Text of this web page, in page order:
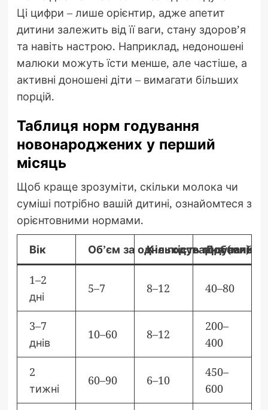
Ці цифри – лише орієнтир, адже апетит
дитини залежить від її ваги, стану здоров’я
та навіть настрою. Наприклад, недоношені
малюки можуть їсти менше, але частіше, а
активні доношені діти – вимагати більших
порцій.
Таблиця норм годування
новонароджених у перший
місяць
Щоб краще зрозуміти, скільки молока чи
суміші потрібно вашій дитині, ознайомтеся з
орієнтовними нормами.
Вік Об’єм за одне годування (мл)
Кількість годувань
Добовий
1–2
дні
5–7 8–12 40–80
3–7
днів
10–60 8–12
200–
400
2
тижні
60–90 6–10
450–
600